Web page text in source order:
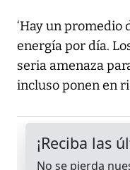
‘Hay un promedio
energía por día.
seria amenaza
incluso ponen en